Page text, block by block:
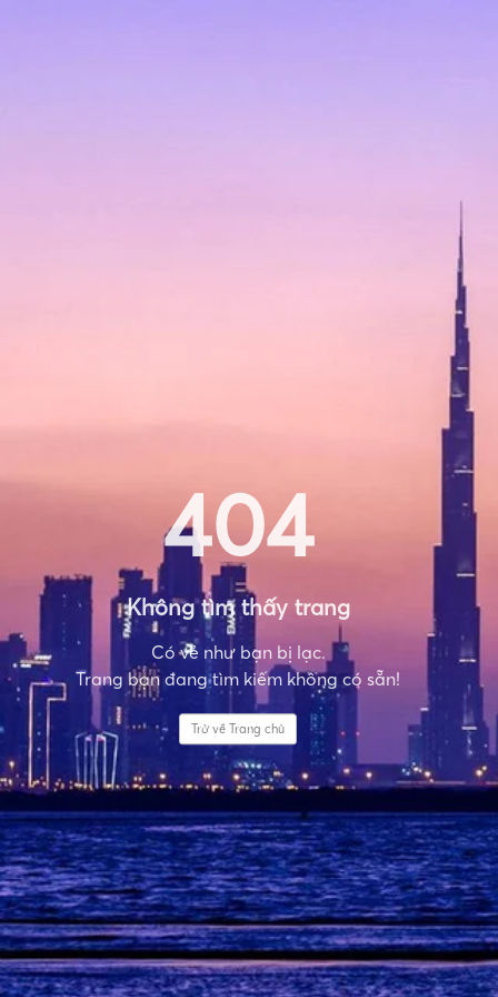
404
Không tìm thấy trang
Có vẻ như bạn bị lạc.
Trang bạn đang tìm kiếm không có sẵn!
Trở về Trang chủ